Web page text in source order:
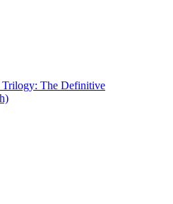
The Definitive